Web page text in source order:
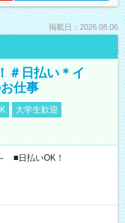
掲載日：2026.08.06
＃日払い＊イ
仕事
大学生歓迎
■日払いOK！